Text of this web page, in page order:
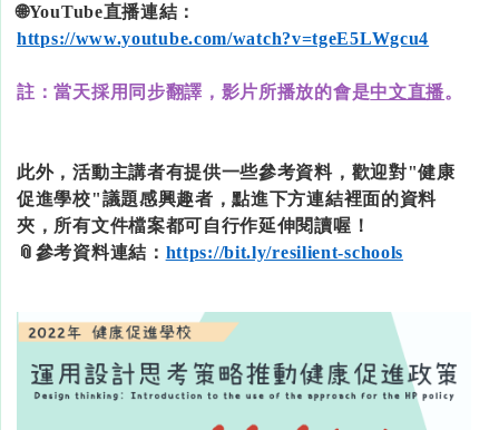
🌐YouTube直播連結：
https://www.youtube.com/watch?v=tgeE5LWgcu4
註：當天採用同步翻譯，影片所播放的會是中文直播。
此外，活動主講者有提供一些參考資料，歡迎對"健康
促進學校"議題感興趣者，點進下方連結裡面的資料
夾，所有文件檔案都可自行作延伸閱讀喔！
📎參考資料連結： https://bit.ly/resilient-schools